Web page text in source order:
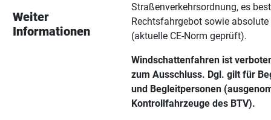
Weiter
Informationen
Straßenverkehrsordnung, es
Rechtsfahrgebot sowie
(aktuelle CE-Norm geprüft).
Windschattenfahren ist
zum Ausschluss. Dgl. gilt für
und Begleitpersonen
Kontrollfahrzeuge des BTV).